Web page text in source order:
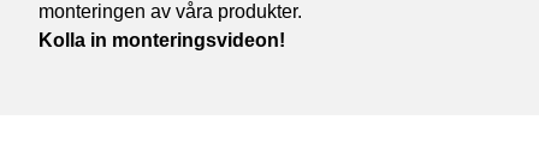
monteringen av våra produkter.
Kolla in monteringsvideon!